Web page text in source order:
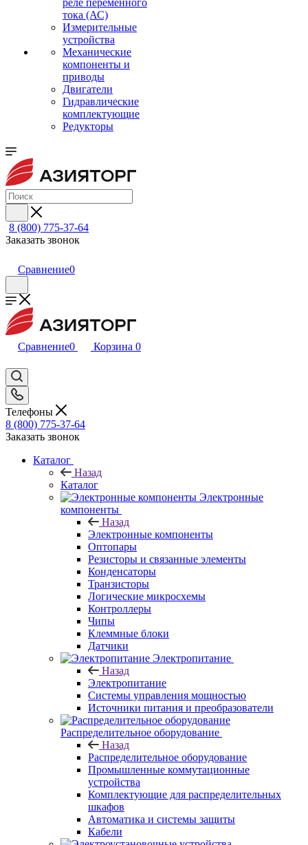
реле переменного
тока (АС)
Измерительные
устройства
Механические
компоненты и
приводы
Двигатели
Гидравлические
комплектующие
Редукторы
8 (800) 775-37-64
Заказать звонок
Сравнение0
Сравнение0 Корзина 0
Телефоны
8 (800) 775-37-64
Заказать звонок
Каталог
Назад
Каталог
Электронные
компоненты
Назад
Электронные компоненты
Оптопары
Резисторы и связанные элементы
Конденсаторы
Транзисторы
Логические микросхемы
Контроллеры
Чипы
Клеммные блоки
Датчики
Электропитание
Назад
Электропитание
Системы управления мощностью
Источники питания и преобразователи
Распределительное оборудование
Назад
Распределительное оборудование
Промышленные коммутационные
устройства
Комплектующие для распределительных
шкафов
Автоматика и системы защиты
Кабели